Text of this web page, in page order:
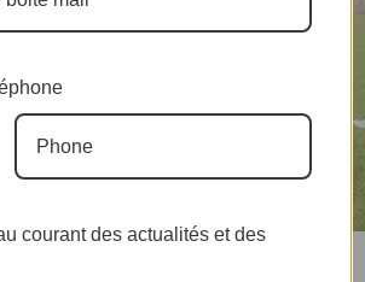
courant des actualités et des